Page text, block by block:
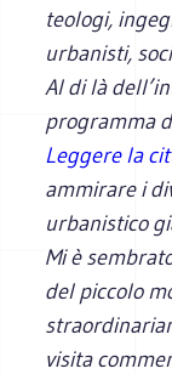
teologi,
urbanisti,
Al di là
programma
Leggere la
ammirare i
urbanistico
Mi è
del piccolo
visita